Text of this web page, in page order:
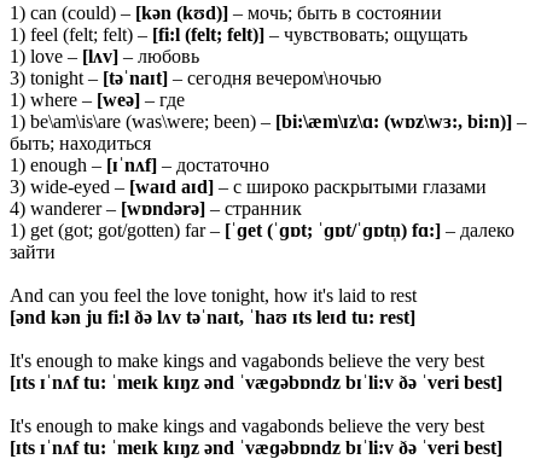
1) can (could) – [kən (kʊd)] – мочь; быть в состоянии
1) feel (felt; felt) – [fi:l (felt; felt)] – чувствовать; ощущать
1) love – [lʌv] – любовь
3) tonight – [təˈnaɪt] – сегодня вечером\ночью
1) where – [weə] – где
1) be\am\is\are (was\were; been) – [bi:\æm\ɪz\ɑ: (wɒz\wɜ:, bi:n)] –
быть; находиться
1) enough – [ɪˈnʌf] – достаточно
3) wide-eyed – [waɪd aɪd] – с широко раскрытыми глазами
4) wanderer – [wɒndərə] – странник
1) get (got; got/gotten) far – [ˈɡet (ˈɡɒt; ˈɡɒt/ˈɡɒtn̩) fɑ:] – далеко
зайти
And can you feel the love tonight, how it's laid to rest
[ənd kən ju fi:l ðə lʌv təˈnaɪt, ˈhaʊ ɪts leɪd tu: rest]
It's enough to make kings and vagabonds believe the very best
[ɪts ɪˈnʌf tu: ˈmeɪk kɪŋz ənd ˈvæɡəbɒndz bɪˈli:v ðə ˈveri best]
It's enough to make kings and vagabonds believe the very best
[ɪts ɪˈnʌf tu: ˈmeɪk kɪŋz ənd ˈvæɡəbɒndz bɪˈli:v ðə ˈveri best]